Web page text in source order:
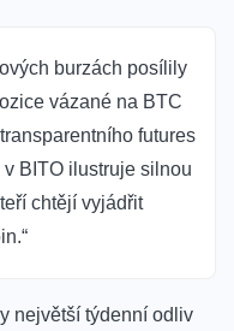
burzách posílily
vázané na BTC
futures
BITO ilustruje silnou
chtějí vyjádřit
největší týdenní odliv